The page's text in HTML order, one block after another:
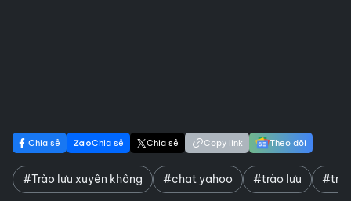
Chia sẻ Chia sẻ Chia sẻ Copy link Theo dõi
#Trào lưu xuyên không #chat yahoo #trào lưu